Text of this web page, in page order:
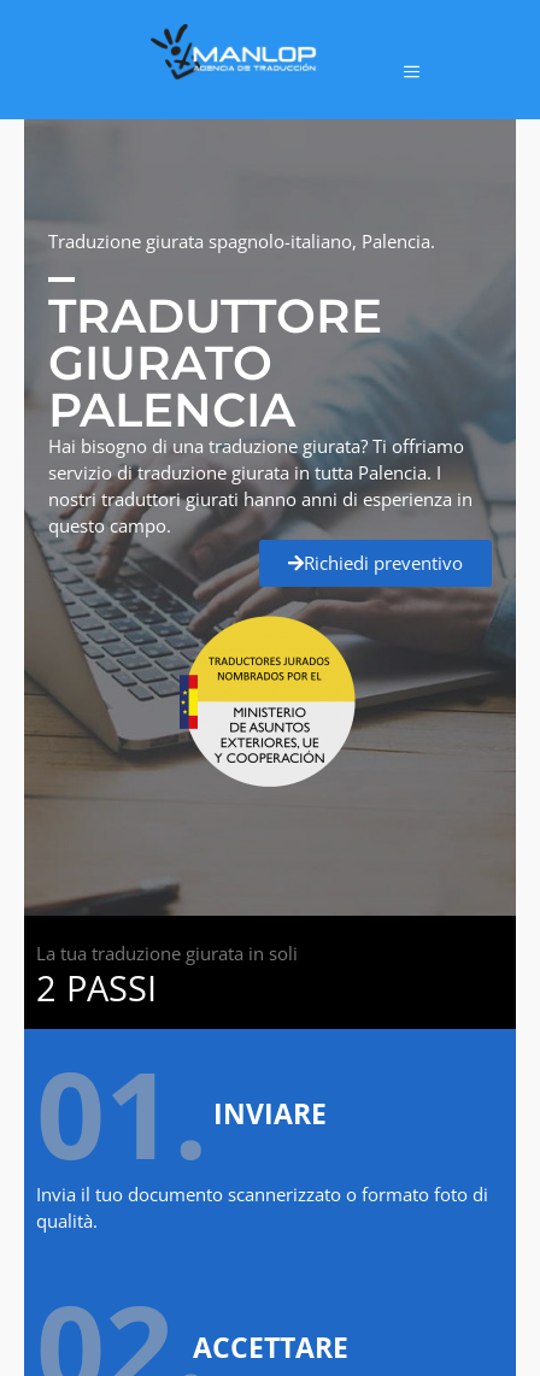
Traduzione giurata spagnolo-italiano, Palencia.
TRADUTTORE
GIURATO
PALENCIA
Hai bisogno di una traduzione giurata? Ti offriamo
servizio di traduzione giurata in tutta Palencia. I
nostri traduttori giurati hanno anni di esperienza in
questo campo.
Richiedi preventivo
La tua traduzione giurata in soli
2 PASSI
01. INVIARE
Invia il tuo documento scannerizzato o formato foto di
qualità.
ACCETTARE